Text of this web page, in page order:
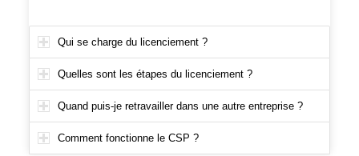
Qui se charge du licenciement ?
Quelles sont les étapes du licenciement ?
Quand puis-je retravailler dans une autre entreprise ?
Comment fonctionne le CSP ?